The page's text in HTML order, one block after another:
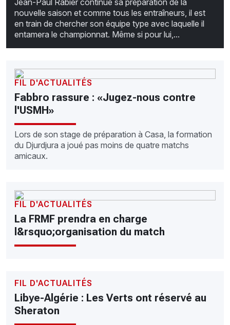
Jean-Paul Rabier continue sa préparation de la
nouvelle saison et comme tous les entraîneurs, il est
en train de chercher son équipe type avec laquelle il
entamera le championnat. Même si pour lui,...
FIL D'ACTUALITÉS
Fabbro rassure : «Jugez-nous contre
l'USMH»
Lors de son stage de préparation à Casa, la formation
du Djurdjura a joué pas moins de quatre matchs
amicaux.
FIL D'ACTUALITÉS
La FRMF prendra en charge
l&rsquo;organisation du match
FIL D'ACTUALITÉS
Libye-Algérie : Les Verts ont réservé au
Sheraton